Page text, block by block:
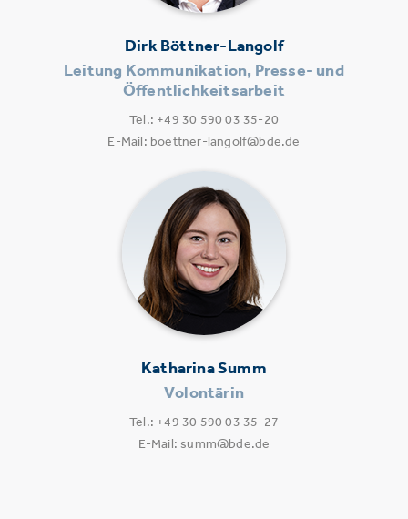
Dirk Böttner-Langolf
Leitung Kommunikation, Presse- und
Öffentlichkeitsarbeit
Tel.: +49 30 590 03 35-20
E-Mail: boettner-langolf@bde.de
Katharina Summ
Volontärin
Tel.: +49 30 590 03 35-27
E-Mail: summ@bde.de